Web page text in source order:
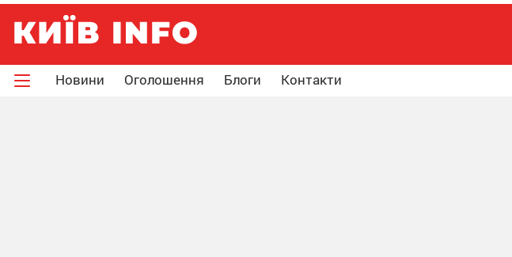
Новини Оголошення Блоги Контакти